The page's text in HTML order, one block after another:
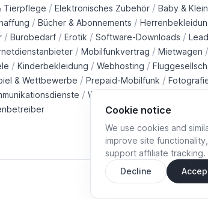
Cookie notice
We use cookies and
improve site
support affiliate tracking.
Decline
Tierpflege / Elektronisches Zubehör / Baby &
/ Bücher & Abonnements /
/ Bürobedarf / Erotik / Software-Downloads /
/ Mobilfunkvertrag / Mietwagen /
/ Kinderbekleidung / Webhosting /
& Wettbewerbe / Prepaid-Mobilfunk /
/ Wohltätigkeitsorganisationen